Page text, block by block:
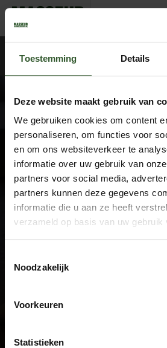
Toestemming Details
Deze website maakt gebruik van
We gebruiken cookies om content
personaliseren, om functies voor
en om ons websiteverkeer te
informatie over uw gebruik van
partners voor social media,
partners kunnen deze gegevens
informatie die u aan ze heeft
verzameld op basis van uw gebruik
Noodzakelijk
Voorkeuren
Statistieken
Google Rating
4.9
Based on 743 reviews
byTrust.Reviews
Masseurs
Join as a masseur
About us
Terms and Conditions
Disclaimer